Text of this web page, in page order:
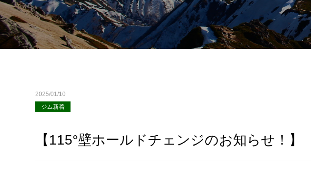
2025/01/10
ジム新着
【115°壁ホールドチェンジのお知らせ！】